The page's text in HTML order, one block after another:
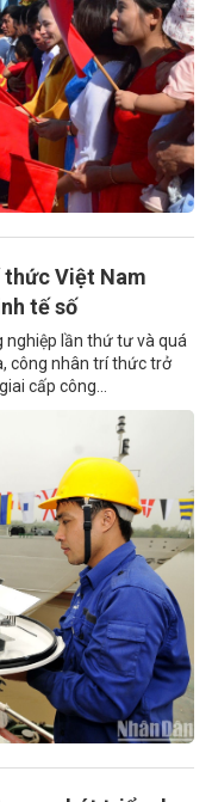
Việt Nam
tế số
nghiệp lần thứ tư và quá
công nhân trí thức trở
cấp công...